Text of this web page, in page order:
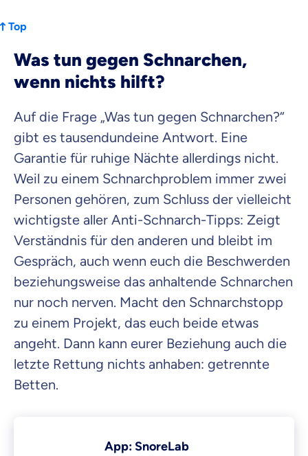
Top
Was tun gegen Schnarchen,
wenn nichts hilft?
Auf die Frage „Was tun gegen Schnarchen?“
gibt es tausendundeine Antwort. Eine
Garantie für ruhige Nächte allerdings nicht.
Weil zu einem Schnarchproblem immer zwei
Personen gehören, zum Schluss der vielleicht
wichtigste aller Anti-Schnarch-Tipps: Zeigt
Verständnis für den anderen und bleibt im
Gespräch, auch wenn euch die Beschwerden
beziehungsweise das anhaltende Schnarchen
nur noch nerven. Macht den Schnarchstopp
zu einem Projekt, das euch beide etwas
angeht. Dann kann eurer Beziehung auch die
letzte Rettung nichts anhaben: getrennte
Betten.
App: SnoreLab